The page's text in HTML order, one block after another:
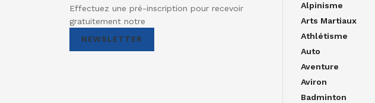
Effectuez une pré-inscription pour recevoir
gratuitement notre
NEWSLETTER
Alpinisme
Arts Martiaux
Athlétisme
Auto
Aventure
Aviron
Badminton